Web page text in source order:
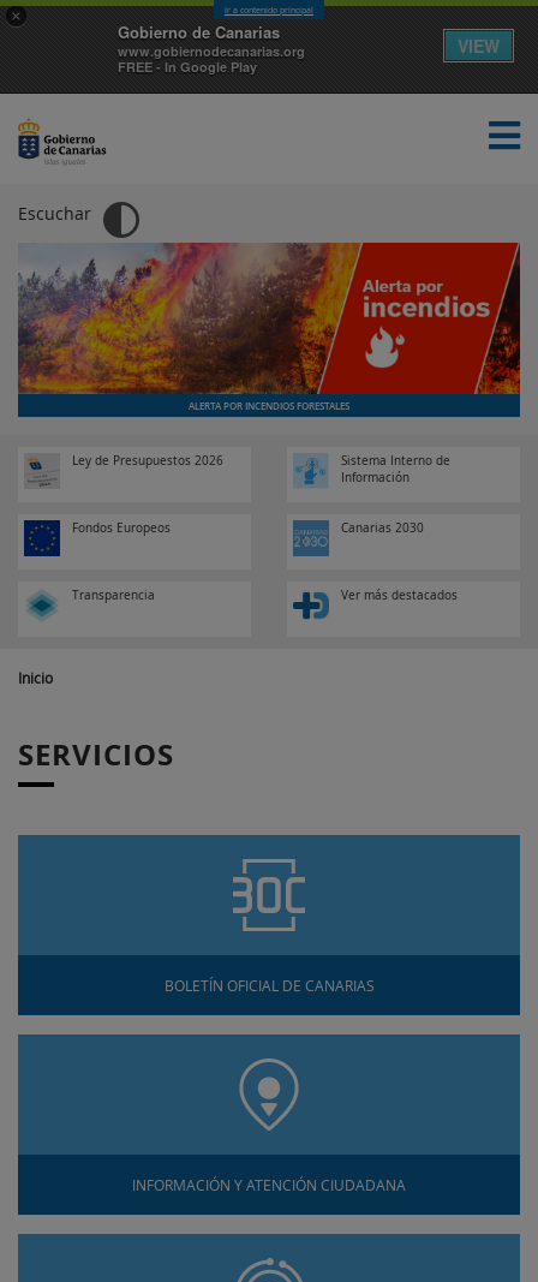
×
Gobierno de Canarias
www.gobiernodecanarias.org
FREE - In Google Play
VIEW
Ir a contenido principal
TEMAS EL GOBIERNO NOTICIAS SEDE
Escuchar
ALERTA POR INCENDIOS FORESTALES
Ley de Presupuestos 2026
Sistema Interno de
Información
Fondos Europeos Canarias 2030
Transparencia Ver más destacados
Inicio
SERVICIOS
BOLETÍN OFICIAL DE CANARIAS
INFORMACIÓN Y ATENCIÓN CIUDADANA